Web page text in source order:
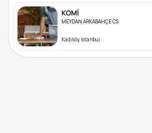
KOMİ
MEYDAN ARKABAHÇE CS
Kadıköy, İstanbul